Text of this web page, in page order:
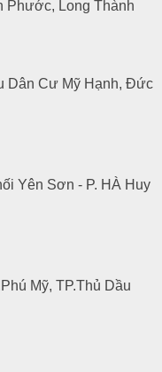
Phước, Long Thành
Dân Cư Mỹ Hạnh, Đức
Yên Sơn - P. HÀ Huy
Mỹ, TP.Thủ Dầu